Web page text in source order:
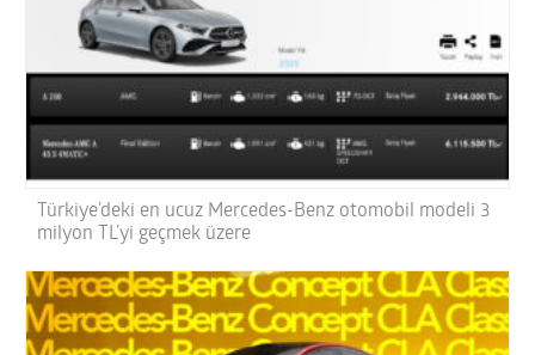
Türkiye’deki en ucuz Mercedes-Benz otomobil modeli 3
milyon TL’yi geçmek üzere